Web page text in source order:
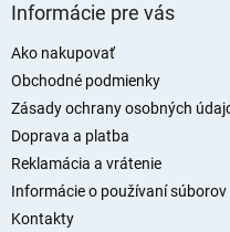
Informácie pre vás
Ako nakupovať
Obchodné podmienky
Zásady ochrany osobných
Doprava a platba
Reklamácia a vrátenie
Informácie o používaní súborov
Kontakty